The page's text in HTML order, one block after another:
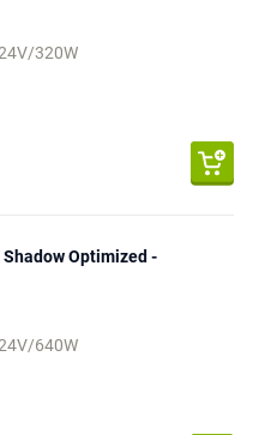
320W
Optimized -
640W